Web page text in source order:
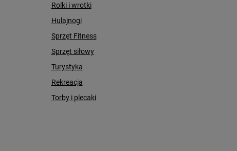
Rolki i wrotki
Hulajnogi
Sprzęt Fitness
Sprzęt siłowy
Turystyka
Rekreacja
Torby i plecaki